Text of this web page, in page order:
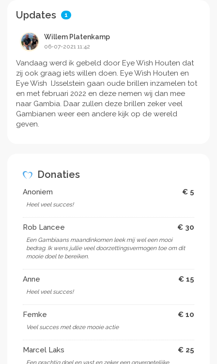
Updates 1
Willem Platenkamp
06-07-2021 11:42
Vandaag werd ik gebeld door Eye Wish Houten dat
zij ook graag iets willen doen. Eye Wish Houten en
Eye Wish IJsselstein gaan oude brillen inzamelen tot
en met februari 2022 en deze nemen wij dan mee
naar Gambia. Daar zullen deze brillen zeker veel
Gambianen weer een andere kijk op de wereld
geven.
Donaties
Anoniem € 5
Heel veel succes!
Rob Lancee € 30
Een Gambiaans maandinkomen leek mij wel een mooi
bedrag. Ik wens jullie veel doorzettingsvermogen toe om dit
mooie doel te bereiken.
Anne € 15
Heel veel succes!
Femke € 10
Veel succes met deze mooie actie
Marcel Laks € 25
Een prachtig doel en vast en zeker een onvergetelijke